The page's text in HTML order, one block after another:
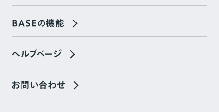
BASEの機能
ヘルプページ
お問い合わせ